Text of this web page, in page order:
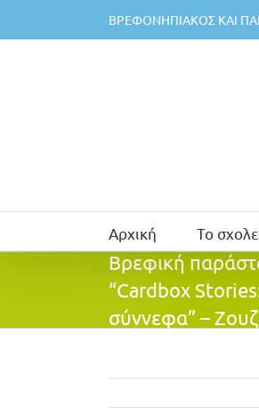
περιεχόμενο
ΒΡΕΦΟΝΗΠΙΑΚΟΣ ΚΑΙ
Αρχική Το
Βρεφική
“Cardbox
σύννεφα” –